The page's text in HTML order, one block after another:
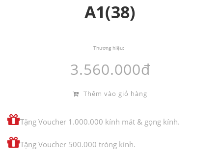
A1(38)
Thương hiệu:
3.560.000đ
Thêm vào giỏ hàng
Tặng Voucher 1.000.000 kính mát & gọng kính.
Tặng Voucher 500.000 tròng kính.